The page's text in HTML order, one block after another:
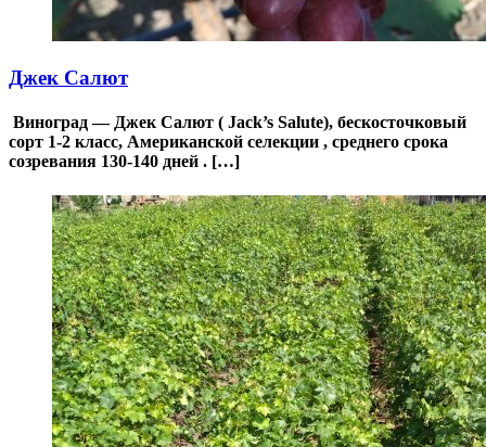
Джек Салют
Виноград — Джек Салют ( Jack’s Salute), бескосточковый
сорт 1-2 класс, Американской селекции , среднего срока
созревания 130-140 дней . […]